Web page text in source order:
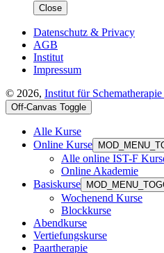
Close
Datenschutz & Privacy
AGB
Institut
Impressum
© 2026, Institut für
Off-Canvas Toggle
Alle Kurse
Online Kurse
Alle online IST-F
Online Akademie
Basiskurse
Wochenend Kurse
Blockkurse
Abendkurse
Vertiefungskurse
Paartherapie